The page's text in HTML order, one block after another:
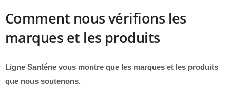
Comment nous vérifions les
marques et les produits
Ligne Santéne vous montre que les marques et les produits
que nous soutenons.